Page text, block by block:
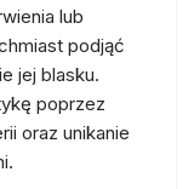
lub
podjąć
jej blasku.
poprzez
oraz unikanie